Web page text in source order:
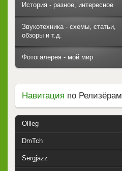
История - разное, интересное
Звукотехника - схемы, статьи,
обзоры и т.д.
Фотогалерея - мой мир
Навигация по Релизёрам
Ollleg
DmTch
Sergjazz